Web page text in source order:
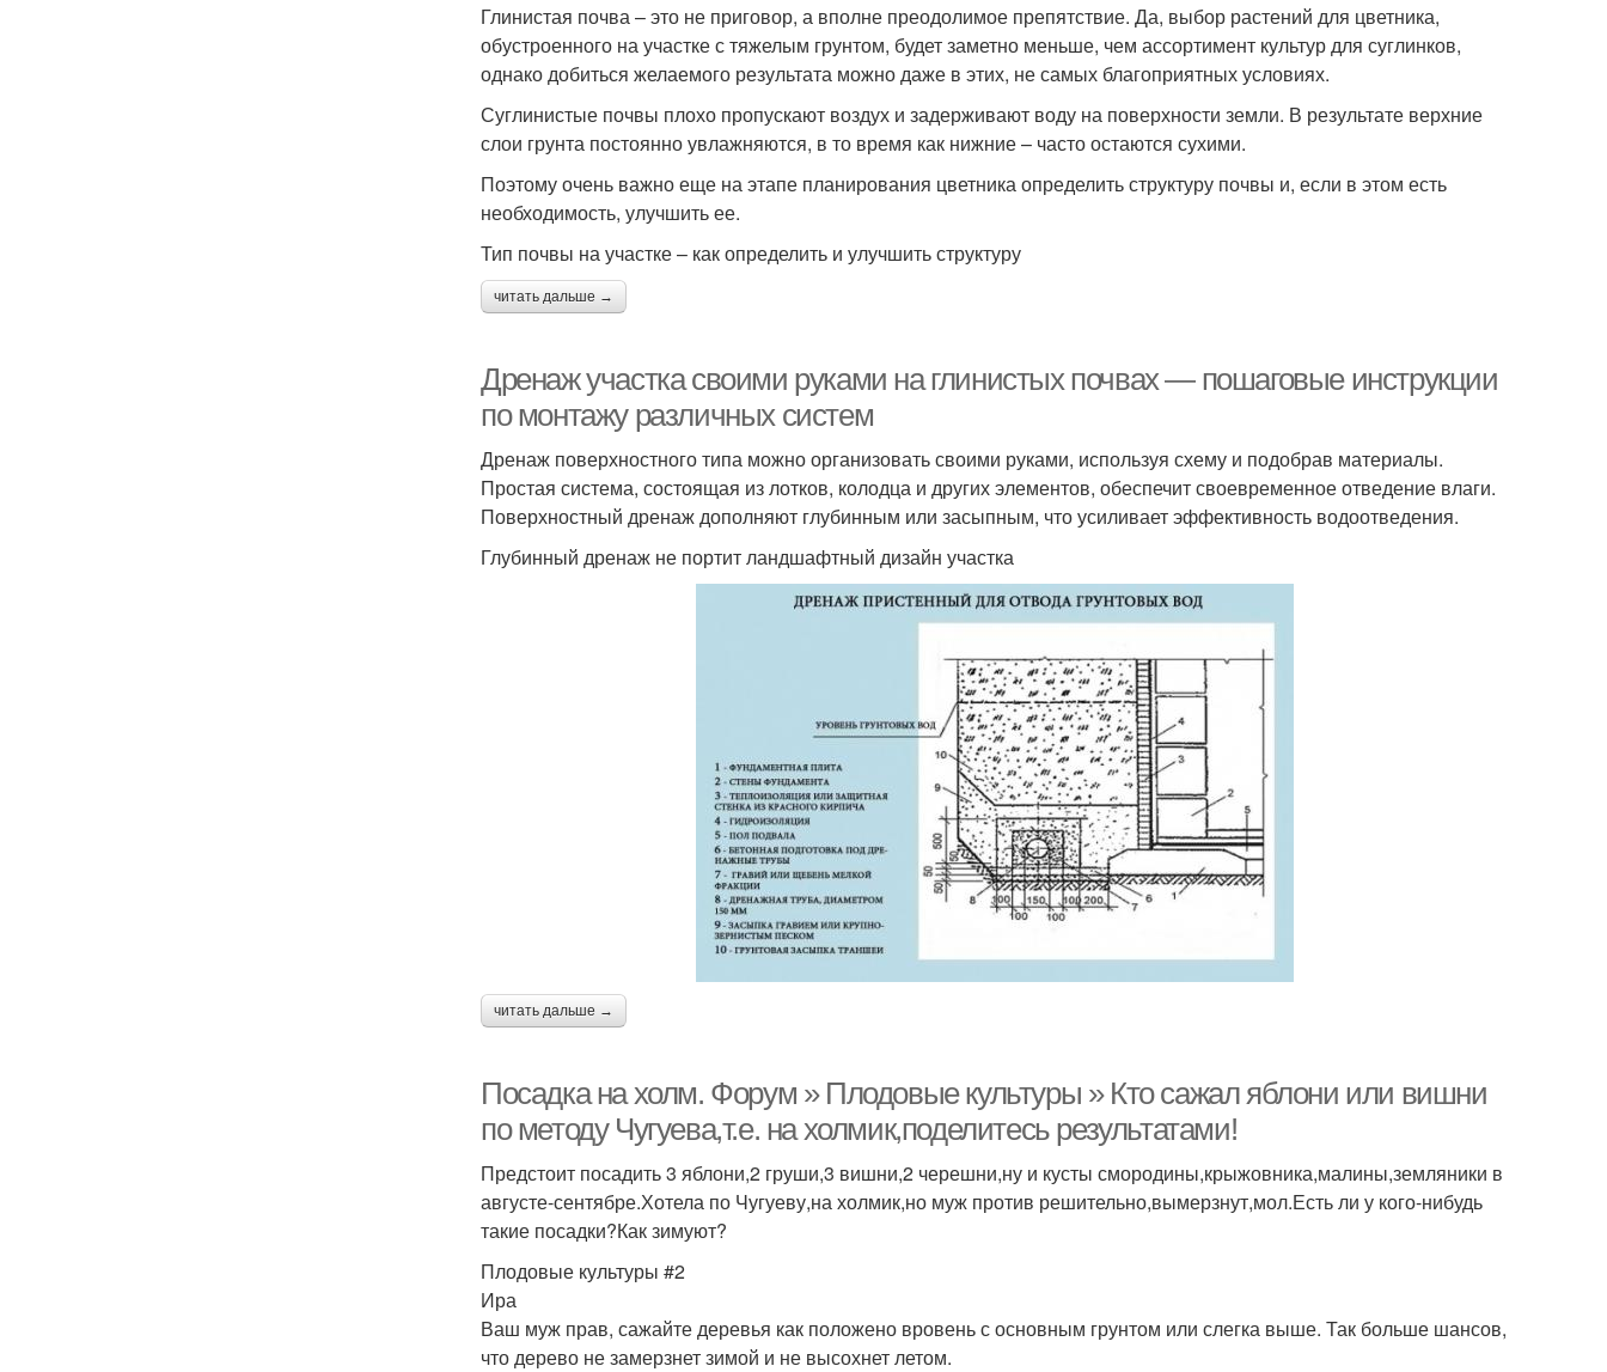
Глинистая почва – это не приговор, а вполне преодолимое препятствие. Да, выбор растений для цветника,
обустроенного на участке с тяжелым грунтом, будет заметно меньше, чем ассортимент культур для суглинков,
однако добиться желаемого результата можно даже в этих, не самых благоприятных условиях.
Суглинистые почвы плохо пропускают воздух и задерживают воду на поверхности земли. В результате верхние
слои грунта постоянно увлажняются, в то время как нижние – часто остаются сухими.
Поэтому очень важно еще на этапе планирования цветника определить структуру почвы и, если в этом есть
необходимость, улучшить ее.
Тип почвы на участке – как определить и улучшить структуру
читать дальше →
Дренаж участка своими руками на глинистых почвах — пошаговые инструкции
по монтажу различных систем
Дренаж поверхностного типа можно организовать своими руками, используя схему и подобрав материалы.
Простая система, состоящая из лотков, колодца и других элементов, обеспечит своевременное отведение влаги.
Поверхностный дренаж дополняют глубинным или засыпным, что усиливает эффективность водоотведения.
Глубинный дренаж не портит ландшафтный дизайн участка
читать дальше →
Посадка на холм. Форум » Плодовые культуры » Кто сажал яблони или вишни
по методу Чугуева,т.е. на холмик,поделитесь результатами!
Предстоит посадить 3 яблони,2 груши,3 вишни,2 черешни,ну и кусты смородины,крыжовника,малины,земляники в
августе-сентябре.Хотела по Чугуеву,на холмик,но муж против решительно,вымерзнут,мол.Есть ли у кого-нибудь
такие посадки?Как зимуют?
Плодовые культуры #2
Ира
Ваш муж прав, сажайте деревья как положено вровень с основным грунтом или слегка выше. Так больше шансов,
что дерево не замерзнет зимой и не высохнет летом.